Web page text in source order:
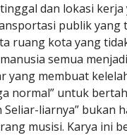
dan lokasi
publik yang
ruang kota yang
semua
yang membuat
normal” untuk
Seliar-liarnya” bukan
musisi. Karya ini